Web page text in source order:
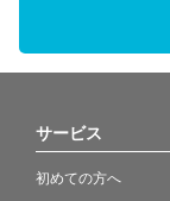
サービス
初めての方へ